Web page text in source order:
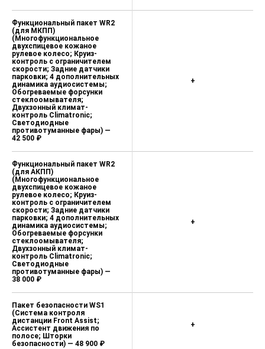
Функциональный пакет WR2
(для МКПП)
(Многофункциональное
двухспицевое кожаное
рулевое колесо; Круиз-
контроль с ограничителем
скорости; Задние датчики
парковки; 4 дополнительных
динамика аудиосистемы;
Обогреваемые форсунки
стеклоомывателя;
Двухзонный климат-
контроль Climatronic;
Светодиодные
противотуманные фары) —
42 500 ₽
Функциональный пакет WR2
(для АКПП)
(Многофункциональное
двухспицевое кожаное
рулевое колесо; Круиз-
контроль с ограничителем
скорости; Задние датчики
парковки; 4 дополнительных
динамика аудиосистемы;
Обогреваемые форсунки
стеклоомывателя;
Двухзонный климат-
контроль Climatronic;
Светодиодные
противотуманные фары) —
38 000 ₽
Пакет безопасности WS1
(Система контроля
дистанции Front Assist;
Ассистент движения по
полосе; Шторки
безопасности) — 48 900 ₽
+
+
+